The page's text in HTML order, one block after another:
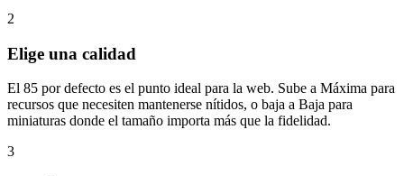
2
Elige una calidad
El 85 por defecto es el punto ideal para la web. Sube a Máxima para
recursos que necesiten mantenerse nítidos, o baja a Baja para
miniaturas donde el tamaño importa más que la fidelidad.
3